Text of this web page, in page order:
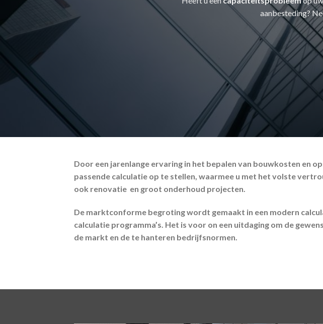
aanbesteding?
Door een jarenlange ervaring in het bepalen van bouwkosten en
passende calculatie op te stellen, waarmee u met het volste
ook renovatie en groot onderhoud projecten.
De marktconforme begroting wordt gemaakt in een modern
calculatie programma’s. Het is voor on een uitdaging om de
de markt en de te hanteren bedrijfsnormen.